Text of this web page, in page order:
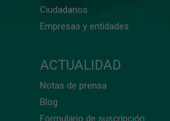
Ciudadanos
Empresas y entidades
ACTUALIDAD
Notas de prensa
Blog
Formulario de suscripción